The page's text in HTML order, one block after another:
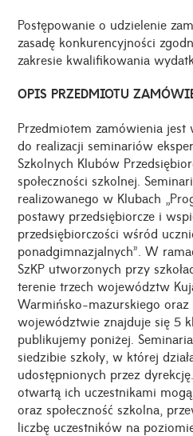
Postępowanie o udzielenie
zasadę konkurencyjności
zakresie kwalifikowania
OPIS PRZEDMIOTU
Przedmiotem zamówienia jest
do realizacji seminariów
Szkolnych Klubów
społeczności szkolnej.
realizowanego w Klubach
postawy przedsiębiorcze i
przedsiębiorczości wśród
ponadgimnazjalnych”. W
SzKP utworzonych przy
terenie trzech województw
Warmińsko-mazurskiego
województwie znajduje się 5
publikujemy poniżej.
siedzibie szkoły, w której
udostępnionych przez
otwartą ich uczestnikami
oraz społeczność szkolna,
liczbę uczestników na